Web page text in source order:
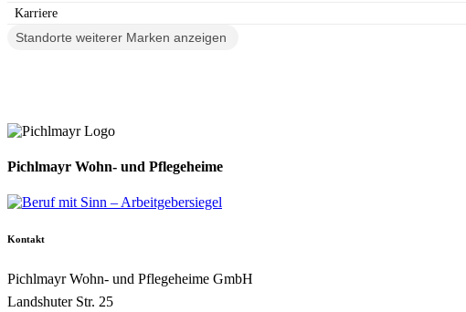
Karriere
Standorte weiterer Marken anzeigen
Pichlmayr Wohn- und Pflegeheime
Kontakt
Pichlmayr Wohn- und Pflegeheime GmbH
Landshuter Str. 25